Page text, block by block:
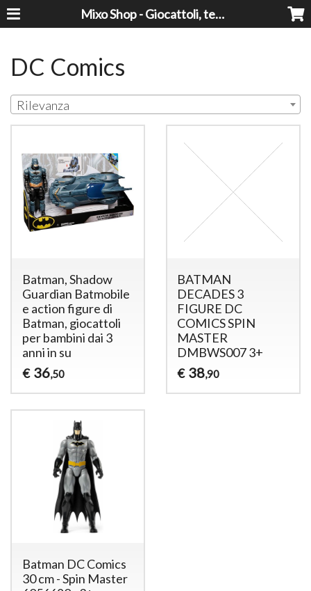
Mixo Shop - Giocattoli, tecnologia, casa e giardino a prezzi super!
DC Comics
Rilevanza
Batman, Shadow
Guardian Batmobile
e action figure di
Batman, giocattoli
per bambini dai 3
anni in su
€ 36,50
BATMAN
DECADES 3
FIGURE DC
COMICS SPIN
MASTER
DMBWS007 3+
€ 38,90
Batman DC Comics
30 cm - Spin Master